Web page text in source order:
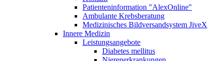
Patienteninformation "AlexOnline"
Ambulante Krebsberatung
Medizinisches Bildversandsystem JiveX
Innere Medizin
Leistungsangebote
Diabetes mellitus